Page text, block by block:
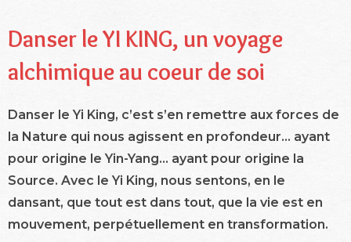
Danser le YI KING, un voyage
alchimique au coeur de soi
Danser le Yi King, c’est s’en remettre aux forces de
la Nature qui nous agissent en profondeur… ayant
pour origine le Yin-Yang… ayant pour origine la
Source. Avec le Yi King, nous sentons, en le
dansant, que tout est dans tout, que la vie est en
mouvement, perpétuellement en transformation.